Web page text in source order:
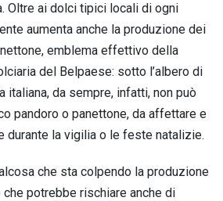
Oltre ai dolci tipici locali di ogni
aumenta anche la produzione dei
emblema effettivo della
del Belpaese: sotto l’albero di
italiana, da sempre, infatti, non può
pandoro o panettone, da affettare e
durante la vigilia o le feste natalizie.
che sta colpendo la produzione
potrebbe rischiare anche di